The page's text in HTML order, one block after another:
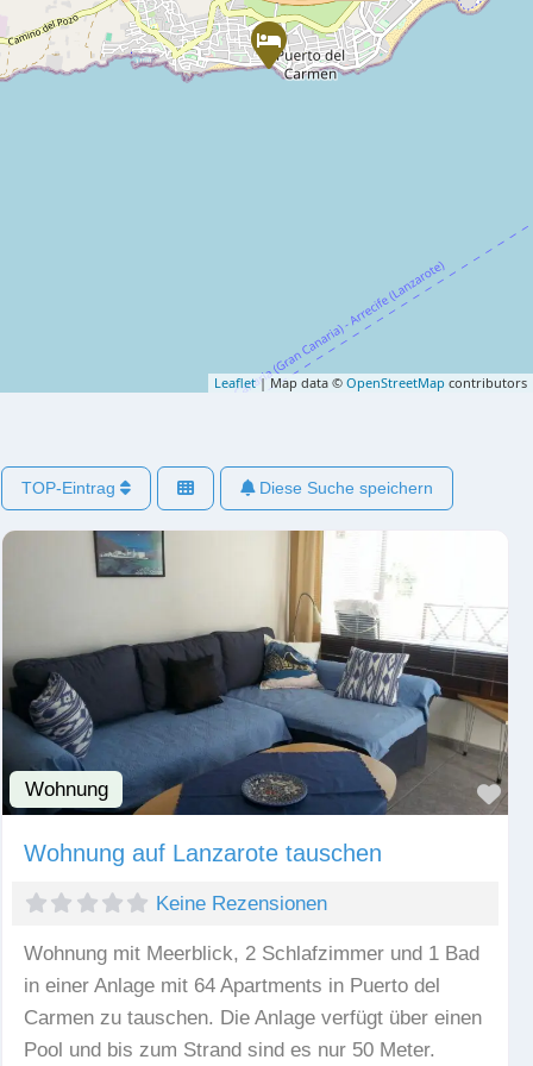
Leaflet| Map data © OpenStreetMap contributors
TOP-Eintrag Diese Suche speichern
Wohnung
Wohnung auf Lanzarote tauschen
Keine Rezensionen
Wohnung mit Meerblick, 2 Schlafzimmer und 1 Bad
in einer Anlage mit 64 Apartments in Puerto del
Carmen zu tauschen. Die Anlage verfügt über einen
Pool und bis zum Strand sind es nur 50 Meter.